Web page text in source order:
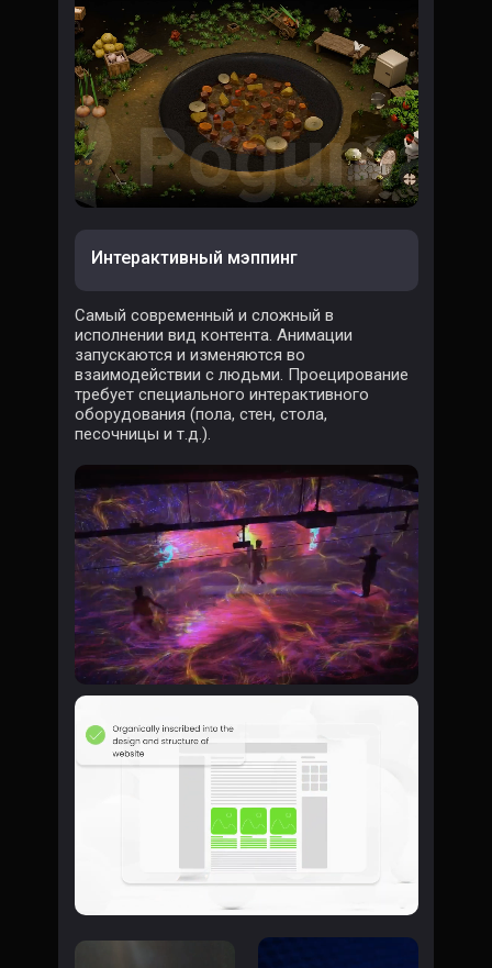
Интерактивный мэппинг
Самый современный и сложный в
исполнении вид контента. Анимации
запускаются и изменяются во
взаимодействии с людьми. Проецирование
требует специального интерактивного
оборудования (пола, стен, стола,
песочницы и т.д.).